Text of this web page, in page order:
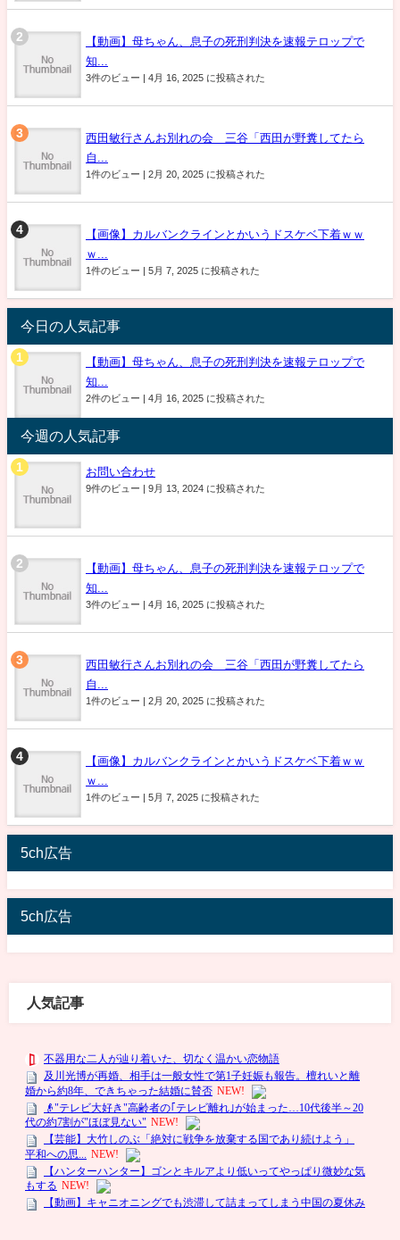
【動画】母ちゃん、息子の死刑判決を速報テロップで
知...
3件のビュー | 4月 16, 2025 に投稿された
西田敏行さんお別れの会 三谷「西田が野糞してたら
自...
1件のビュー | 2月 20, 2025 に投稿された
【画像】カルバンクラインとかいうドスケベ下着ｗｗ
ｗ...
1件のビュー | 5月 7, 2025 に投稿された
今日の人気記事
【動画】母ちゃん、息子の死刑判決を速報テロップで
知...
2件のビュー | 4月 16, 2025 に投稿された
今週の人気記事
お問い合わせ
9件のビュー | 9月 13, 2024 に投稿された
【動画】母ちゃん、息子の死刑判決を速報テロップで
知...
3件のビュー | 4月 16, 2025 に投稿された
西田敏行さんお別れの会 三谷「西田が野糞してたら
自...
1件のビュー | 2月 20, 2025 に投稿された
【画像】カルバンクラインとかいうドスケベ下着ｗｗ
ｗ...
1件のビュー | 5月 7, 2025 に投稿された
5ch広告
5ch広告
人気記事